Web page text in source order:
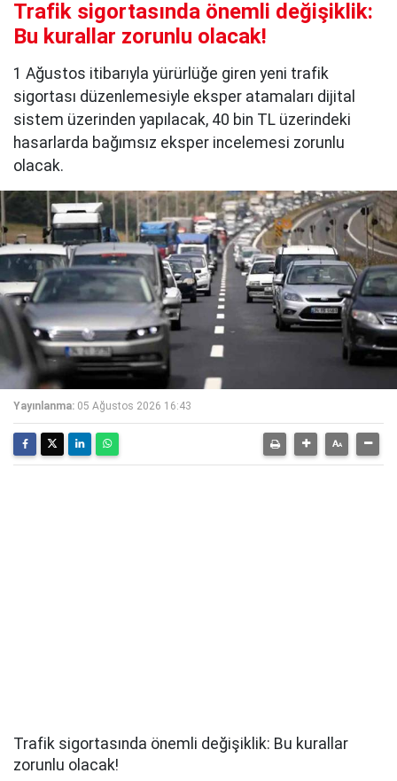
Trafik sigortasında önemli değişiklik:
Bu kurallar zorunlu olacak!
1 Ağustos itibarıyla yürürlüğe giren yeni trafik
sigortası düzenlemesiyle eksper atamaları dijital
sistem üzerinden yapılacak, 40 bin TL üzerindeki
hasarlarda bağımsız eksper incelemesi zorunlu
olacak.
Yayınlanma: 05 Ağustos 2026 16:43
Trafik sigortasında önemli değişiklik: Bu kurallar
zorunlu olacak!